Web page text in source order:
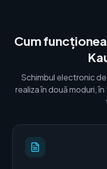
Cum
Schimbul electronic
realiza în două moduri,